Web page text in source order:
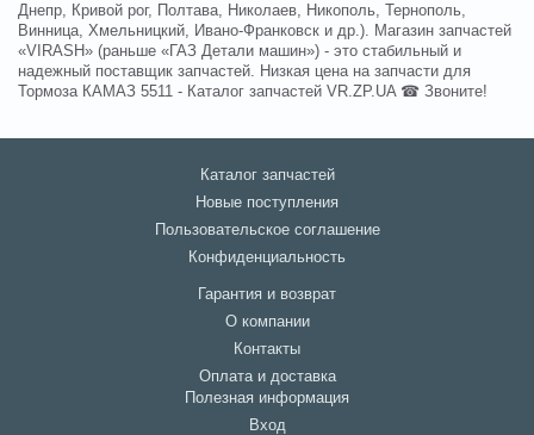
Днепр, Кривой рог, Полтава, Николаев, Никополь, Тернополь,
Винница, Хмельницкий, Ивано-Франковск и др.). Магазин запчастей
«VIRASH» (раньше «ГАЗ Детали машин») - это стабильный и
надежный поставщик запчастей. Низкая цена на запчасти для
Тормоза КАМАЗ 5511 - Каталог запчастей VR.ZP.UA ☎ Звоните!
Каталог запчастей
Новые поступления
Пользовательское соглашение
Конфиденциальность
Гарантия и возврат
О компании
Контакты
Оплата и доставка
Полезная информация
Вход